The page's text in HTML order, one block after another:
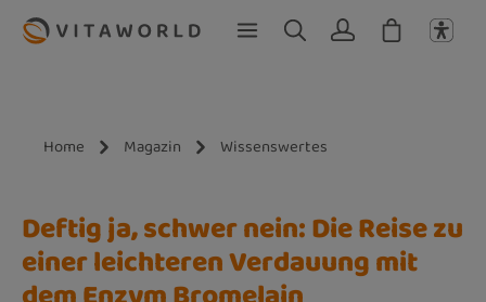
Zum Hauptinhalt springen
Home Magazin Wissenswertes
Deftig ja, schwer nein: Die Reise zu
einer leichteren Verdauung mit